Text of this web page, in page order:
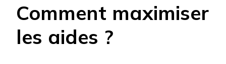
Comment maximiser
les aides ?